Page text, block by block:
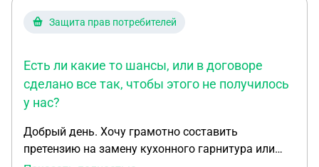
Защита прав потребителей
Есть ли какие то шансы, или в договоре
сделано все так, чтобы этого не получилось
у нас?
Добрый день. Хочу грамотно составить
претензию на замену кухонного гарнитура или